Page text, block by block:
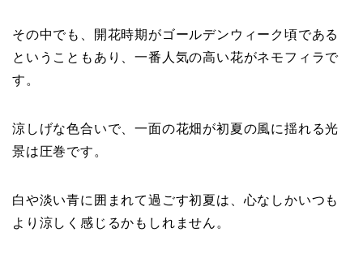
その中でも、開花時期がゴールデンウィーク頃である
ということもあり、一番人気の高い花がネモフィラで
す。
涼しげな色合いで、一面の花畑が初夏の風に揺れる光
景は圧巻です。
白や淡い青に囲まれて過ごす初夏は、心なしかいつも
より涼しく感じるかもしれません。